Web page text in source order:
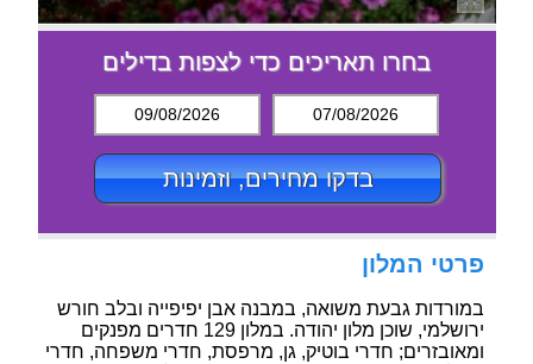
בחרו תאריכים כדי לצפות בדילים
09/08/2026 07/08/2026
בדקו מחירים, וזמינות
פרטי המלון
במורדות גבעת משואה, במבנה אבן יפיפייה ובלב חורש
ירושלמי, שוכן מלון יהודה. במלון 129 חדרים מפנקים
ומאובזרים; חדרי בוטיק, גן, מרפסת, חדרי משפחה, חדרי